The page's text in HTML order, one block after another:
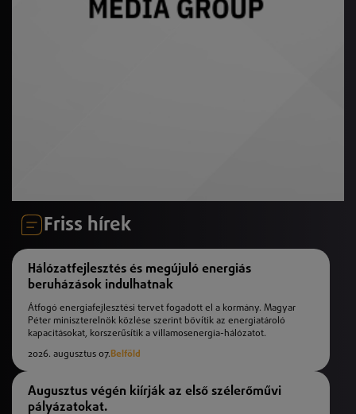
Friss hírek
Hálózatfejlesztés és megújuló energiás
beruházások indulhatnak
Átfogó energiafejlesztési tervet fogadott el a kormány. Magyar
Péter miniszterelnök közlése szerint bővítik az energiatároló
kapacitásokat, korszerűsítik a villamosenergia-hálózatot.
2026. augusztus 07.Belföld
Augusztus végén kiírják az első szélerőművi
pályázatokat.